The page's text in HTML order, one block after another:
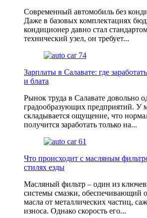
Современный автомобиль без
Даже в базовых комплектациях
кондиционер давно стал
технический узел, он требует...
Зарплаты в Салавате: где
и блата
Рынок труда в Салавате довольно
градообразующих предприятий. У
складывается ощущение, что
получится заработать только на...
Что происходит с масляным
стилях езды
Масляный фильтр – один из
системы смазки, обеспечивающий
масла от металличеcких частиц,
износа. Однако скорость его...